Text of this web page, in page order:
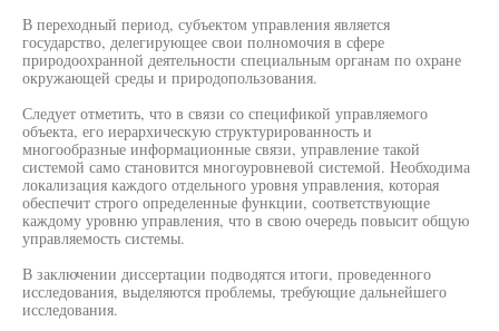
В переходный период, субъектом управления является
государство, делегирующее свои полномочия в сфере
природоохранной деятельности специальным органам по охране
окружающей среды и природопользования.
Следует отметить, что в связи со спецификой управляемого
объекта, его иерархическую структурированность и
многообразные информационные связи, управление такой
системой само становится многоуровневой системой. Необходима
локализация каждого отдельного уровня управления, которая
обеспечит строго определенные функции, соответствующие
каждому уровню управления, что в свою очередь повысит общую
управляемость системы.
В заключении диссертации подводятся итоги, проведенного
исследования, выделяются проблемы, требующие дальнейшего
исследования.